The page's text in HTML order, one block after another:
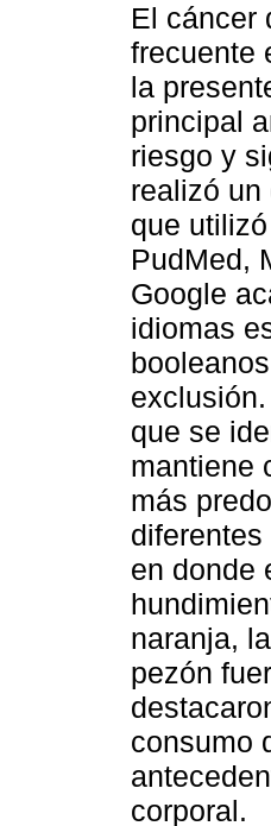
El cáncer
frecuente
la
principal
riesgo y
realizó
que
PudMed,
Google
idiomas
que se
mantiene
más
en donde
naranja,
pezón
consumo
corporal.